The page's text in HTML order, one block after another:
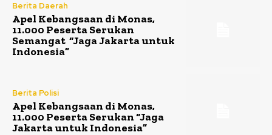
Berita Daerah
Apel Kebangsaan di Monas,
11.000 Peserta Serukan
Semangat “Jaga Jakarta untuk
Indonesia”
Berita Polisi
Apel Kebangsaan di Monas,
11.000 Peserta Serukan “Jaga
Jakarta untuk Indonesia”